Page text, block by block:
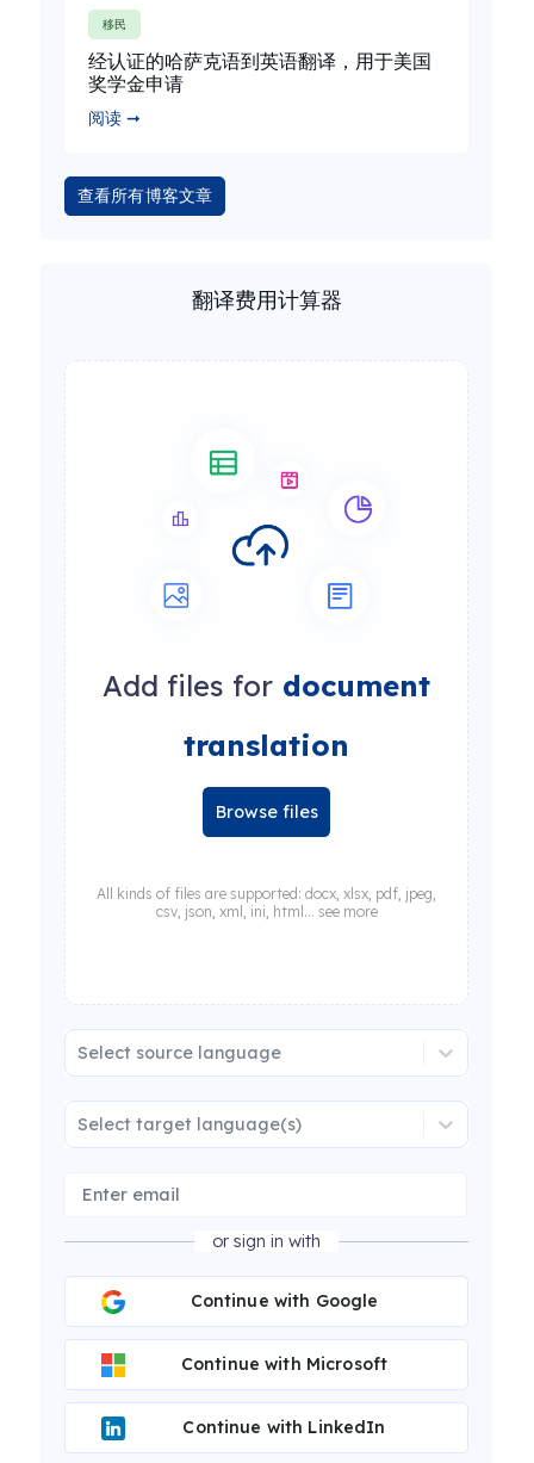
移民
经认证的哈萨克语到英语翻译，用于美国
奖学金申请
阅读 ➞
查看所有博客文章
翻译费用计算器
Add files for document
translation
Browse files
All kinds of files are supported: docx, xlsx, pdf, jpeg,
csv, json, xml, ini, html... see more
Select source language
Select target language(s)
or sign in with
Continue with Google
Continue with Microsoft
Continue with LinkedIn